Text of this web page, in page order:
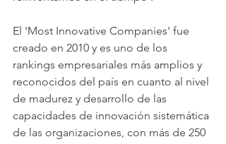
El 'Most Innovative Companies' fue
creado en 2010 y es uno de los
rankings empresariales más amplios y
reconocidos del país en cuanto al nivel
de madurez y desarrollo de las
capacidades de innovación sistemática
de las organizaciones, con más de 250